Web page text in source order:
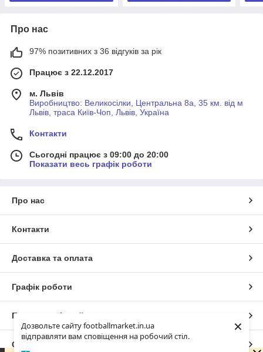
Дозвольте сайту footballmarket.in.ua
відправляти вам сповіщення на робочий стіл.
×
Про нас
97% позитивних з 36 відгуків за рік
Працює з 22.12.2017
м. Львів
Виробництво: Великосілки, Центральна 8а, 35 км. від м
Львів, траса Київ-Чоп, Львів, Україна
Контакти
Сьогодні працює з 09:00 до 20:00
Показати весь графік роботи
Про нас
Контакти
Доставка та оплата
Графік роботи
Повна версія сайту
Сайт створено на маркетплейсі